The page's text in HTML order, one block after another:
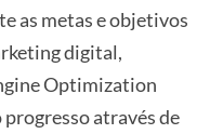
as metas e objetivos
digital,
Optimization
progresso através de